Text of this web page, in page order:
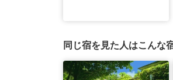
同じ宿を見た人はこんな